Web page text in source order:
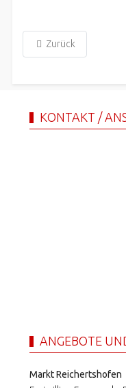
Zurück
KONTAKT /
ANGEBOTE
Markt Reichertshofen